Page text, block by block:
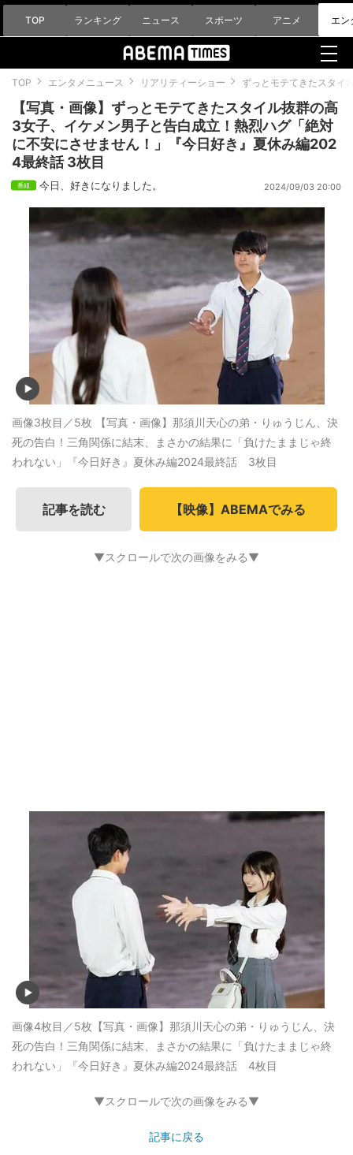
TOP ランキング ニュース スポーツ アニメ エン
TOP エンタメニュース リアリティーショー ずっとモテてきたスタイ
【写真・画像】ずっとモテてきたスタイル抜群の高
3女子、イケメン男子と告白成立！熱烈ハグ「絶対
に不安にさせません！」『今日好き』夏休み編202
4最終話 3枚目
今日、好きになりました。 2024/09/03 20:00
画像3枚目／5枚 【写真・画像】那須川天心の弟・りゅうじん、決
死の告白！三角関係に結末、まさかの結果に「負けたままじゃ終
われない」『今日好き』夏休み編2024最終話 3枚目
記事を読む 【映像】ABEMAでみる
▼スクロールで次の画像をみる▼
画像4枚目／5枚 【写真・画像】那須川天心の弟・りゅうじん、決
死の告白！三角関係に結末、まさかの結果に「負けたままじゃ終
われない」『今日好き』夏休み編2024最終話 4枚目
▼スクロールで次の画像をみる▼
記事に戻る